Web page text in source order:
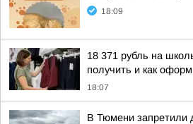
18:09
18 371 рубль на
получить и как
18:07
В Тюмени запретили